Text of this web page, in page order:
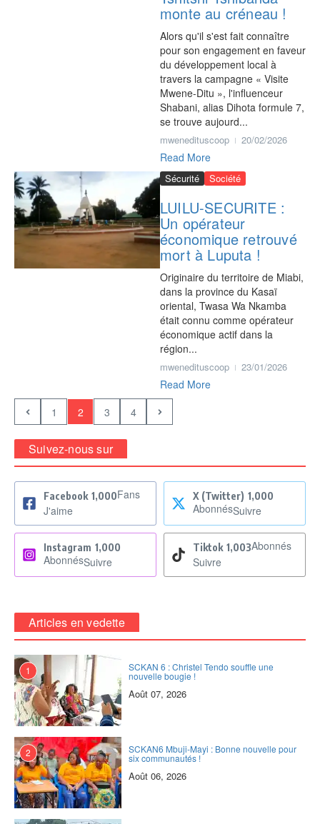
monte au créneau !
Alors qu'il s'est fait connaître
pour son engagement en faveur
du développement local à
travers la campagne « Visite
Mwene-Ditu », l'influenceur
Shabani, alias Dihota formule 7,
se trouve aujourd...
mwenedituscoop 20/02/2026
Read More
Sécurité Société
‎LUILU-SECURITE :
Un opérateur
économique retrouvé
mort à Luputa !
‎Originaire du territoire de Miabi,
dans la province du Kasaï
oriental, Twasa Wa Nkamba
était connu comme opérateur
économique actif dans la
région...
mwenedituscoop 23/01/2026
Read More
1
2 3 4
Suivez-nous sur
Facebook 1,000Fans
J'aime
X (Twitter) 1,000
AbonnésSuivre
Instagram 1,000
AbonnésSuivre
Tiktok 1,003Abonnés
Suivre
Articles en vedette
1 SCKAN 6 : Christel Tendo souffle une
nouvelle bougie !
Août 07, 2026
2 SCKAN6 Mbuji-Mayi : Bonne nouvelle pour
six communautés !
Août 06, 2026